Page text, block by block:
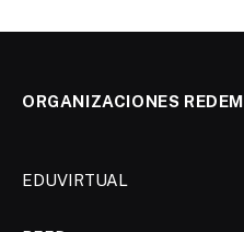
ORGANIZACIONES REDEM
EDUVIRTUAL